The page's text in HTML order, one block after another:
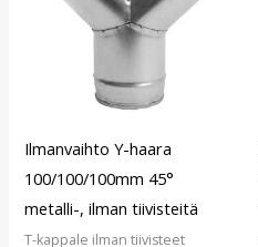
Ilmanvaihto Y-haara
100/100/100mm 45°
metalli-, ilman tiivisteitä
T-kappale ilman tiivisteet